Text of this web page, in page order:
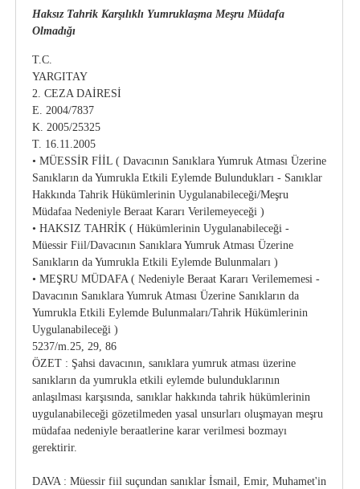
Haksız Tahrik Karşılıklı Yumruklaşma Meşru Müdafa
Olmadığı
T.C.
YARGITAY
2. CEZA DAİRESİ
E. 2004/7837
K. 2005/25325
T. 16.11.2005
• MÜESSİR FİİL ( Davacının Sanıklara Yumruk Atması Üzerine
Sanıkların da Yumrukla Etkili Eylemde Bulundukları - Sanıklar
Hakkında Tahrik Hükümlerinin Uygulanabileceği/Meşru
Müdafaa Nedeniyle Beraat Kararı Verilemeyeceği )
• HAKSIZ TAHRİK ( Hükümlerinin Uygulanabileceği -
Müessir Fiil/Davacının Sanıklara Yumruk Atması Üzerine
Sanıkların da Yumrukla Etkili Eylemde Bulunmaları )
• MEŞRU MÜDAFA ( Nedeniyle Beraat Kararı Verilememesi -
Davacının Sanıklara Yumruk Atması Üzerine Sanıkların da
Yumrukla Etkili Eylemde Bulunmaları/Tahrik Hükümlerinin
Uygulanabileceği )
5237/m.25, 29, 86
ÖZET : Şahsi davacının, sanıklara yumruk atması üzerine
sanıkların da yumrukla etkili eylemde bulunduklarının
anlaşılması karşısında, sanıklar hakkında tahrik hükümlerinin
uygulanabileceği gözetilmeden yasal unsurları oluşmayan meşru
müdafaa nedeniyle beraatlerine karar verilmesi bozmayı
gerektirir.
DAVA : Müessir fiil suçundan sanıklar İsmail, Emir, Muhamet'in